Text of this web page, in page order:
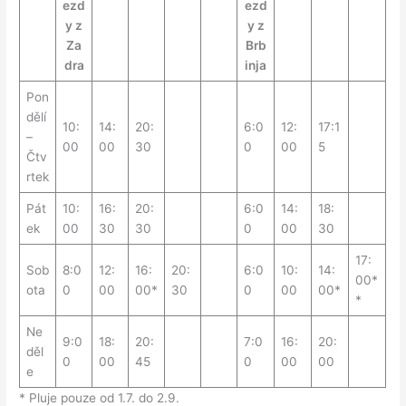
ezd
y z
Za
dra
ezd
y z
Brb
inja
Pon
dělí
–
Čtv
rtek
10:
00
14:
00
20:
30
6:0
0
12:
00
17:1
5
Pát
ek
10:
00
16:
30
20:
30
6:0
0
14:
00
18:
30
Sob
ota
8:0
0
12:
00
16:
00*
20:
30
6:0
0
10:
00
14:
00*
17:
00*
*
Ne
děl
e
9:0
0
18:
00
20:
45
7:0
0
16:
00
20:
00
* Pluje pouze od 1.7. do 2.9.